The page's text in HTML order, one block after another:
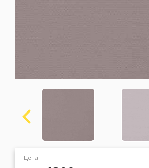
Заказать обратный
Цена